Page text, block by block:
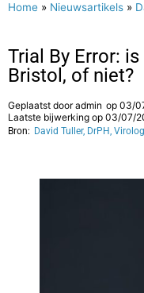
Home » Nieuwsartikels »
Trial By Error:
Bristol, of niet?
Geplaatst dooradmin op 03/
Laatste bijwerking op 03/07/
Bron: David Tuller, DrPH,